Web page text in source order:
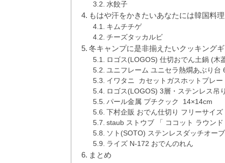
水餃子
もはや汗をかきたいあなたには韓国料
キムチチゲ
チーズタッカルビ
冬キャンプに是非揃えたいクッキング
ロゴス(LOGOS) 仕切おでん土鍋 (木
ユニフレーム ユニセラ熱燗あぶり台
イワタニ カセットガスホットプレ
ロゴス(LOGOS) 3層・ステンレス吊
パール金属 プチクック 14×14cm
下村企販 おでん仕切り フリーサイズ
staub ストウブ 「 ココット ラウン
ソト(SOTO) ステンレスダッチオー
ライズ N-172 おでんのれん
まとめ